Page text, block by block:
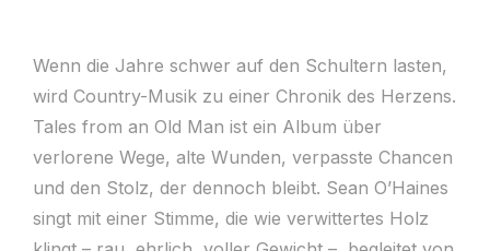
Wenn die Jahre schwer auf den Schultern lasten,
wird Country-Musik zu einer Chronik des Herzens.
Tales from an Old Man ist ein Album über
verlorene Wege, alte Wunden, verpasste Chancen
und den Stolz, der dennoch bleibt. Sean O’Haines
singt mit einer Stimme, die wie verwittertes Holz